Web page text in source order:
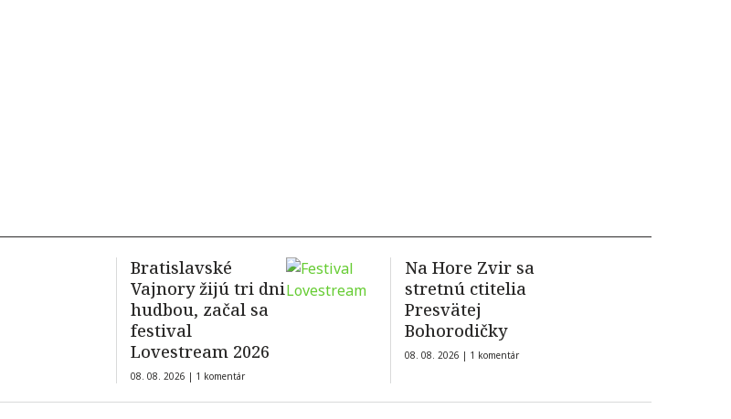
Bratislavské
Vajnory žijú tri dni
hudbou, začal sa
festival
Lovestream 2026
08. 08. 2026 | 1 komentár
Na Hore Zvir sa
stretnú ctitelia
Presvätej
Bohorodičky
08. 08. 2026 | 1 komentár